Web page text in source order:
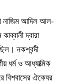
নাজিম আদিল আল-
দ্বারা
নকশবন্দী
ধর্ম ও আধ্যাত্মিক
বিশ্বাসের ঐক্যের